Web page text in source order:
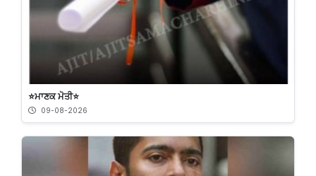
⭐️ਮਾਣਕ ਮੋਤੀ⭐️
09-08-2026